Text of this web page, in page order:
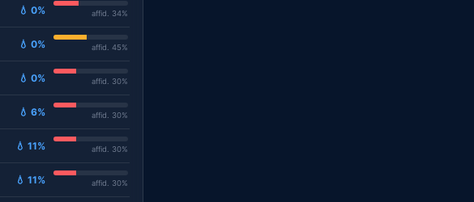
💧 0% affid. 34%
💧 0% affid. 45%
💧 0% affid. 30%
💧 6% affid. 30%
💧 11% affid. 30%
💧 11% affid. 30%